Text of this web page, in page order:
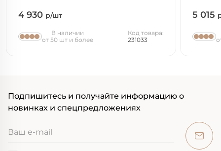
4 930 р/шт
В наличии
от 50 шт и более
Код товара:
231033
5 015
Подпишитесь и получайте информацию о
новинках и спецпредложениях